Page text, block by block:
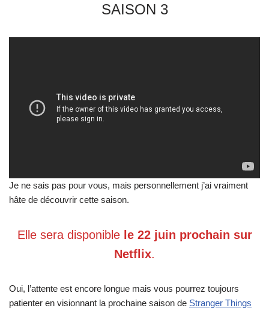
SAISON 3
Je ne sais pas pour vous, mais personnellement j’ai vraiment
hâte de découvrir cette saison.
Elle sera disponible le 22 juin prochain sur
Netflix.
Oui, l’attente est encore longue mais vous pourrez toujours
patienter en visionnant la prochaine saison de Stranger Things